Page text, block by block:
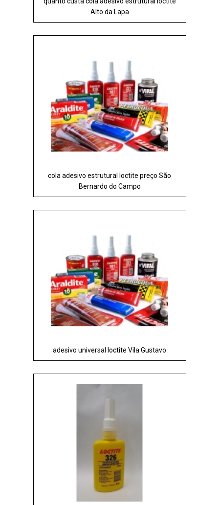
Alto da Lapa
cola adesivo estrutural loctite preço São
Bernardo do Campo
adesivo universal loctite Vila Gustavo